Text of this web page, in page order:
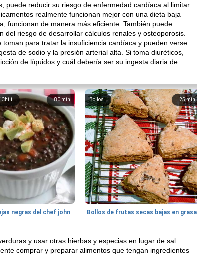
puede reducir su riesgo de enfermedad cardíaca al limitar
realmente funcionan mejor con una dieta baja
funcionan de manera más eficiente. También puede
riesgo de desarrollar cálculos renales y osteoporosis.
para tratar la insuficiencia cardíaca y pueden verse
de sodio y la presión arterial alta. Si toma diuréticos,
de líquidos y cuál debería ser su ingesta diaria de
80 min
Chili
negras del chef john
25min
Bollos
Bollos de frutas secas bajas en grasa
y usar otras hierbas y especias en lugar de sal
comprar y preparar alimentos que tengan ingredientes